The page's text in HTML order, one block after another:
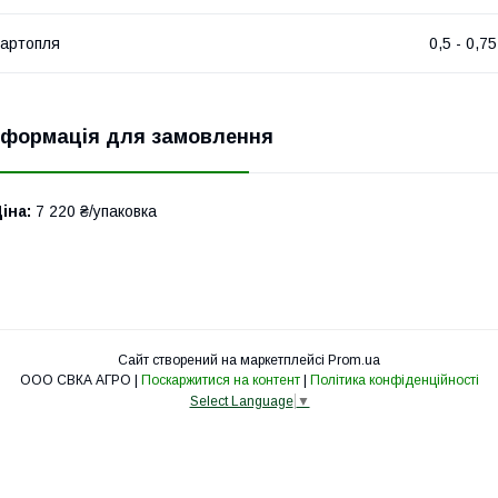
0,5 - 0,75
для замовлення
7 220 ₴/упаковка
Сайт створений на маркетплейсі Prom.ua
Поскаржитися на контент
Політика конфіденційності
Select Language ▼